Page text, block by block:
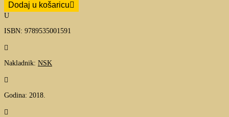
Dodaj u košaricu
U
ISBN: 9789535001591

Nakladnik: NSK

Godina: 2018.
